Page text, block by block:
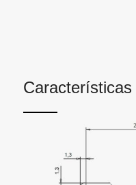
Características